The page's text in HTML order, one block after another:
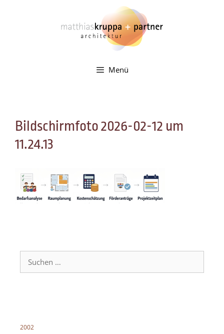
Menü
Bildschirmfoto 2026-02-12 um
11.24.13
nach:
2002